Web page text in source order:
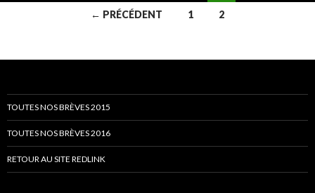
articles
← PRÉCÉDENT 1 2
TOUTES NOS BRÈVES 2015
TOUTES NOS BRÈVES 2016
RETOUR AU SITE REDLINK